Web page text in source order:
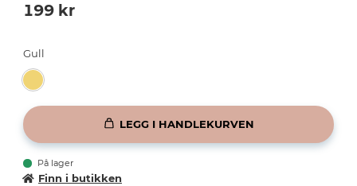
199 kr
Gull
LEGG I HANDLEKURVEN
På lager
Finn i butikken